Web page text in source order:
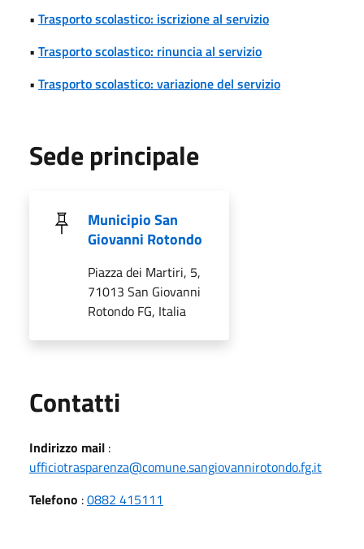
• Trasporto scolastico: iscrizione al servizio
• Trasporto scolastico: rinuncia al servizio
• Trasporto scolastico: variazione del servizio
Sede principale
Municipio San
Giovanni Rotondo
Piazza dei Martiri, 5,
71013 San Giovanni
Rotondo FG, Italia
Contatti
Indirizzo mail :
ufficiotrasparenza@comune.sangiovannirotondo.fg.it
Telefono :0882 415111